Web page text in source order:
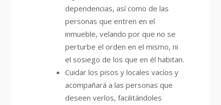
dependencias, así como de las
personas que entren en el
inmueble, velando por que no se
perturbe el orden en el mismo, ni
el sosiego de los que en él habitan.
Cuidar los pisos y locales vacíos y
acompañará a las personas que
deseen verlos, facilitándoles